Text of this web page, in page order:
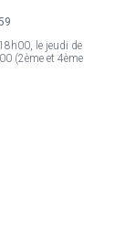
le jeudi de
(2ème et 4ème